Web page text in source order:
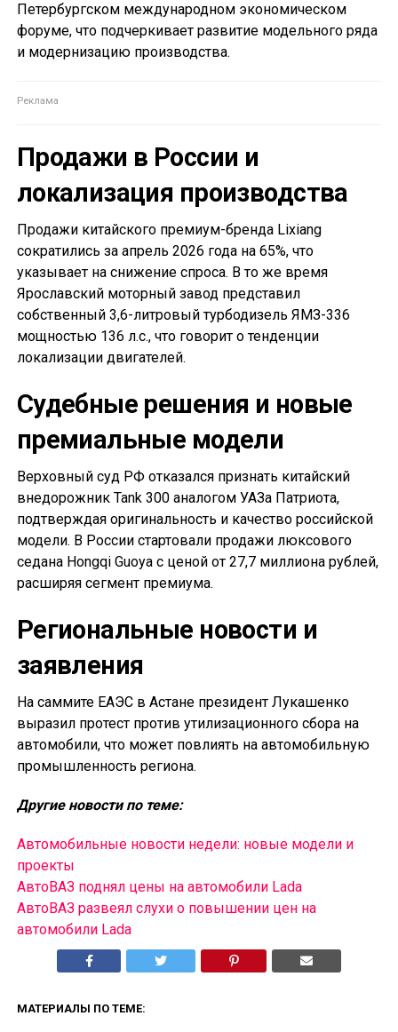
Петербургском международном экономическом
форуме, что подчеркивает развитие модельного ряда
и модернизацию производства.
Продажи в России и
локализация производства
Продажи китайского премиум-бренда Lixiang
сократились за апрель 2026 года на 65%, что
указывает на снижение спроса. В то же время
Ярославский моторный завод представил
собственный 3,6-литровый турбодизель ЯМЗ-336
мощностью 136 л.с., что говорит о тенденции
локализации двигателей.
Судебные решения и новые
премиальные модели
Верховный суд РФ отказался признать китайский
внедорожник Tank 300 аналогом УАЗа Патриота,
подтверждая оригинальность и качество российской
модели. В России стартовали продажи люксового
седана Hongqi Guoya с ценой от 27,7 миллиона рублей,
расширяя сегмент премиума.
Региональные новости и
заявления
На саммите ЕАЭС в Астане президент Лукашенко
выразил протест против утилизационного сбора на
автомобили, что может повлиять на автомобильную
промышленность региона.
Другие новости по теме:
Автомобильные новости недели: новые модели и
проекты
АвтоВАЗ поднял цены на автомобили Lada
АвтоВАЗ развеял слухи о повышении цен на
автомобили Lada
МАТЕРИАЛЫ ПО ТЕМЕ: